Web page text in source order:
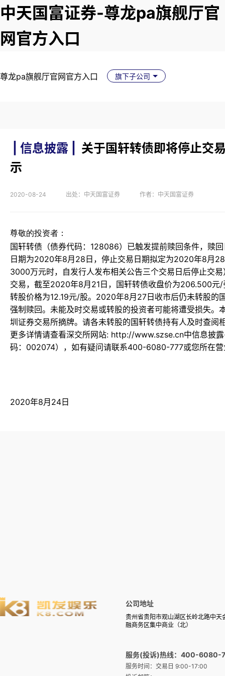
中天国富证券-尊龙pa旗舰厅官
网官方入口
尊龙pa旗舰厅官网官方入口 旗下子公司
| 信息披露 |
关于国轩转债即将停止交
示
2020-08-24 出处：中天国富证券 作者：中天国富证券
尊敬的投资者：
国轩转债（债券代码：128086）已触发提前赎回条件，赎
日期为2020年8月28日，停止交易日期拟定为2020年8月
3000万元时，自发行人发布相关公告三个交易日后停止交
交易，截至2020年8月21日，国轩转债收盘价为206.500元
转股价格为12.19元/股。2020年8月27日收市后仍未转股的
强制赎回。未能及时交易或转股的投资者可能将遭受损失。
圳证券交易所摘牌。请各未转股的国轩转债持有人及时查阅
更多详情请查看深交所网站: http://www.szse.cn中信息披
码：002074），如有疑问请联系400-6080-777或您所在营
2020年8月24日
公司地址
贵州省贵阳市观山湖区长岭北路中天
融商务区集中商业（北）
服务(投诉)热线：400-6080-
服务时间：交易日 9:00-17:00